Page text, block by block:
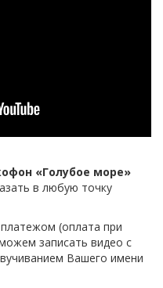
«Голубое море»
в любую точку
(оплата при
записать видео с
Вашего имени